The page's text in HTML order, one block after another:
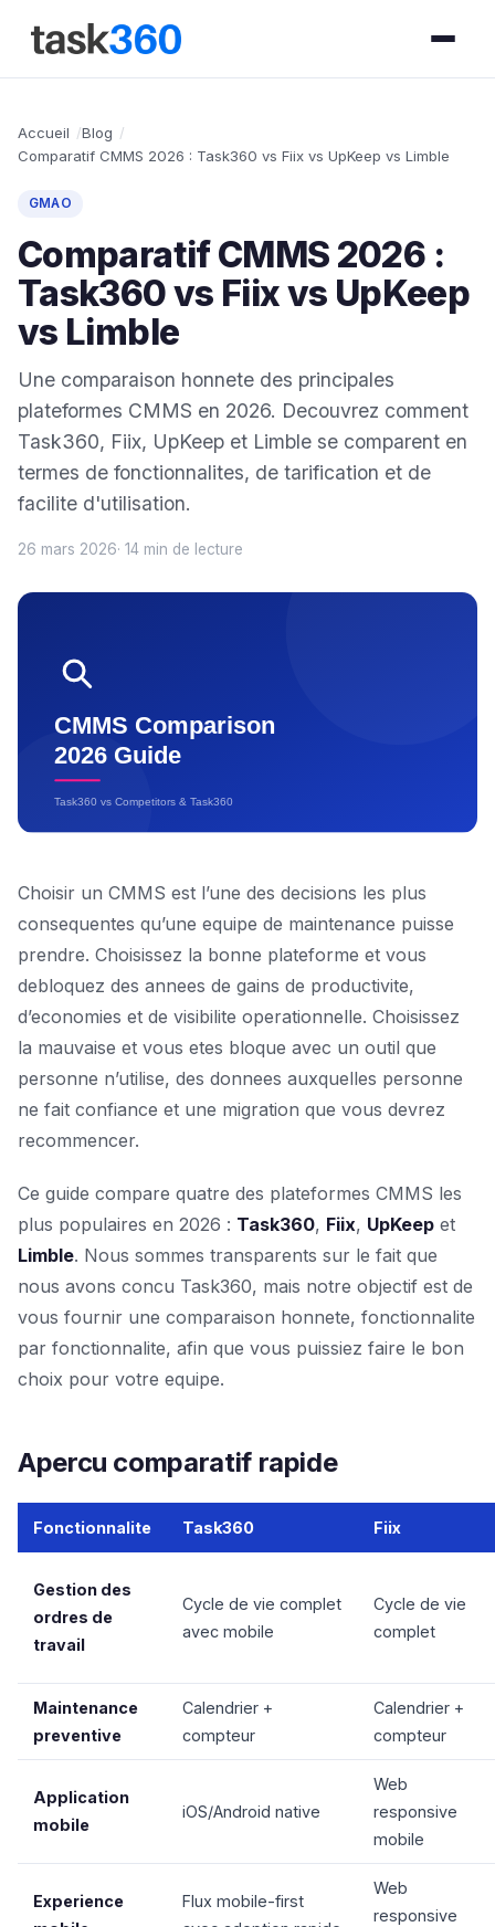
Accueil
Blog
Comparatif CMMS 2026 : Task360 vs Fiix vs UpKeep vs Limble
GMAO
Comparatif CMMS 2026 :
Task360 vs Fiix vs UpKeep
vs Limble
Une comparaison honnete des principales
plateformes CMMS en 2026. Decouvrez comment
Task360, Fiix, UpKeep et Limble se comparent en
termes de fonctionnalites, de tarification et de
facilite d'utilisation.
26 mars 2026· 14 min de lecture
Choisir un CMMS est l’une des decisions les plus
consequentes qu’une equipe de maintenance puisse
prendre. Choisissez la bonne plateforme et vous
debloquez des annees de gains de productivite,
d’economies et de visibilite operationnelle. Choisissez
la mauvaise et vous etes bloque avec un outil que
personne n’utilise, des donnees auxquelles personne
ne fait confiance et une migration que vous devrez
recommencer.
Ce guide compare quatre des plateformes CMMS les
plus populaires en 2026 : Task360, Fiix, UpKeep et
Limble. Nous sommes transparents sur le fait que
nous avons concu Task360, mais notre objectif est de
vous fournir une comparaison honnete, fonctionnalite
par fonctionnalite, afin que vous puissiez faire le bon
choix pour votre equipe.
Apercu comparatif rapide
Fonctionnalite Task360 Fiix
Gestion des
ordres de
travail
Cycle de vie complet
avec mobile
Cycle de vie
complet
Maintenance
preventive
Calendrier +
compteur
Calendrier +
compteur
Application
mobile
iOS/Android native
Web
responsive
mobile
Experience
Flux mobile-first
Web
responsive